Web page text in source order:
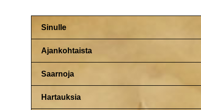
Sinulle
Ajankohtaista
Saarnoja
Hartauksia